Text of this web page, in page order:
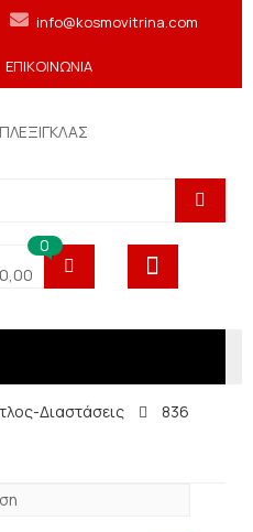
info@kosmovitrina.com
ΕΠΙΚΟΙΝΩΝΙΑ
0
Διαστάσεις 836